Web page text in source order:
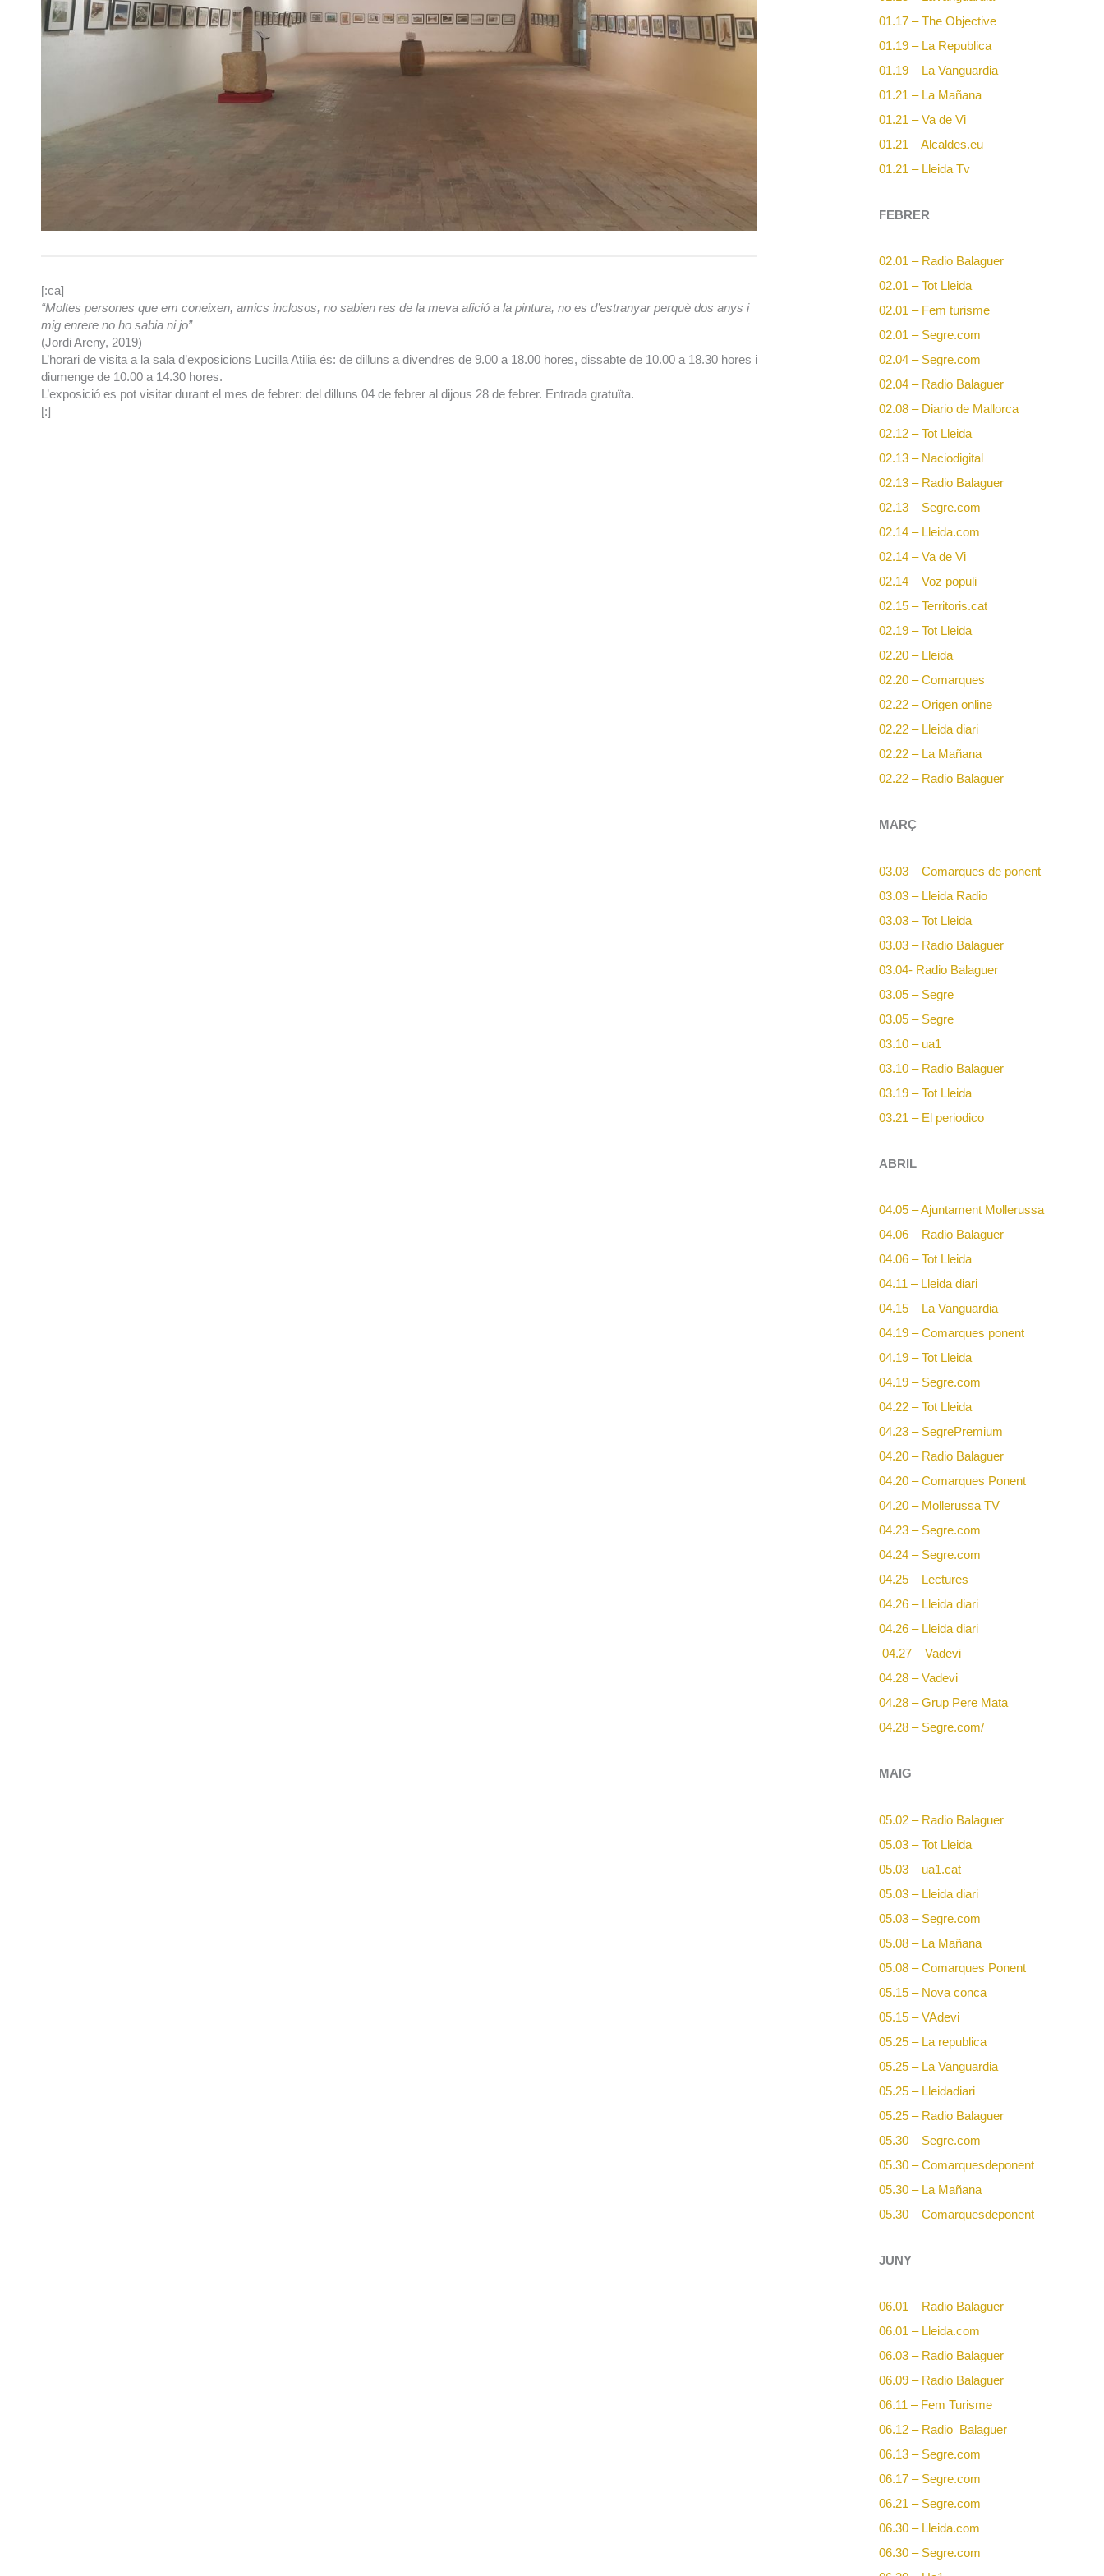
[:ca]
“Moltes persones que em coneixen, amics inclosos, no sabien res de la meva afició a la pintura, no es d’estranyar perquè dos anys i
mig enrere no ho sabia ni jo”
(Jordi Areny, 2019)
L’horari de visita a la sala d’exposicions Lucilla Atilia és: de dilluns a divendres de 9.00 a 18.00 hores, dissabte de 10.00 a 18.30 hores i
diumenge de 10.00 a 14.30 hores.
L’exposició es pot visitar durant el mes de febrer: del dilluns 04 de febrer al dijous 28 de febrer. Entrada gratuïta.
[:]
01.17 – The Objective
01.19 – La Republica
01.19 – La Vanguardia
01.21 – La Mañana
01.21 – Va de Vi
01.21 – Alcaldes.eu
01.21 – Lleida Tv
FEBRER
02.01 – Radio Balaguer
02.01 – Tot Lleida
02.01 – Fem turisme
02.01 – Segre.com
02.04 – Segre.com
02.04 – Radio Balaguer
02.08 – Diario de Mallorca
02.12 – Tot Lleida
02.13 – Naciodigital
02.13 – Radio Balaguer
02.13 – Segre.com
02.14 – Lleida.com
02.14 – Va de Vi
02.14 – Voz populi
02.15 – Territoris.cat
02.19 – Tot Lleida
02.20 – Lleida
02.20 – Comarques
02.22 – Origen online
02.22 – Lleida diari
02.22 – La Mañana
02.22 – Radio Balaguer
MARÇ
03.03 – Comarques de ponent
03.03 – Lleida Radio
03.03 – Tot Lleida
03.03 – Radio Balaguer
03.04- Radio Balaguer
03.05 – Segre
03.05 – Segre
03.10 – ua1
03.10 – Radio Balaguer
03.19 – Tot Lleida
03.21 – El periodico
ABRIL
04.05 – Ajuntament Mollerussa
04.06 – Radio Balaguer
04.06 – Tot Lleida
04.11 – Lleida diari
04.15 – La Vanguardia
04.19 – Comarques ponent
04.19 – Tot Lleida
04.19 – Segre.com
04.22 – Tot Lleida
04.23 – SegrePremium
04.20 – Radio Balaguer
04.20 – Comarques Ponent
04.20 – Mollerussa TV
04.23 – Segre.com
04.24 – Segre.com
04.25 – Lectures
04.26 – Lleida diari
04.26 – Lleida diari
04.27 – Vadevi
04.28 – Vadevi
04.28 – Grup Pere Mata
04.28 – Segre.com/
MAIG
05.02 – Radio Balaguer
05.03 – Tot Lleida
05.03 – ua1.cat
05.03 – Lleida diari
05.03 – Segre.com
05.08 – La Mañana
05.08 – Comarques Ponent
05.15 – Nova conca
05.15 – VAdevi
05.25 – La republica
05.25 – La Vanguardia
05.25 – Lleidadiari
05.25 – Radio Balaguer
05.30 – Segre.com
05.30 – Comarquesdeponent
05.30 – La Mañana
05.30 – Comarquesdeponent
JUNY
06.01 – Radio Balaguer
06.01 – Lleida.com
06.03 – Radio Balaguer
06.09 – Radio Balaguer
06.11 – Fem Turisme
06.12 – Radio Balaguer
06.13 – Segre.com
06.17 – Segre.com
06.21 – Segre.com
06.30 – Lleida.com
06.30 – Segre.com